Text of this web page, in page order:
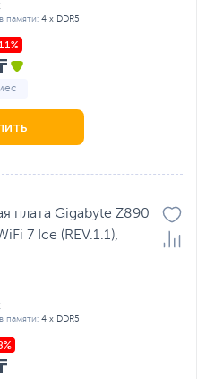
памяти: 4 x DDR5
плата Gigabyte Z890
7 Ice (REV.1.1),
памяти: 4 x DDR5